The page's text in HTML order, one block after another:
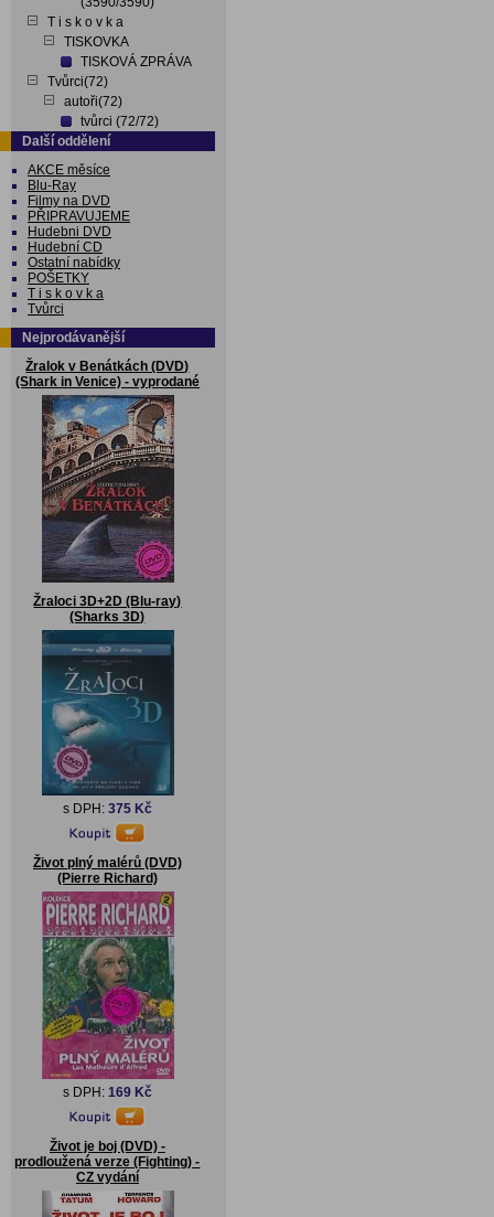
T i s k o v k a
TISKOVKA
TISKOVÁ ZPRÁVA
Tvůrci(72)
autoři(72)
tvůrci (72/72)
Další oddělení
AKCE měsíce
Blu-Ray
Filmy na DVD
PŘIPRAVUJEME
Hudebni DVD
Hudební CD
Ostatní nabídky
POŠETKY
T i s k o v k a
Tvůrci
Nejprodávanější
Žralok v Benátkách (DVD)
(Shark in Venice) - vyprodané
Žraloci 3D+2D (Blu-ray)
(Sharks 3D)
s DPH: 375 Kč
Život plný malérů (DVD)
(Pierre Richard)
s DPH: 169 Kč
Život je boj (DVD) -
prodloužená verze (Fighting) -
CZ vydání